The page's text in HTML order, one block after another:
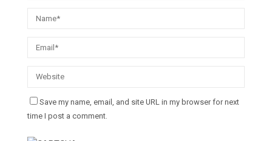
Save my name, email, and site URL in my browser for next
time I post a comment.